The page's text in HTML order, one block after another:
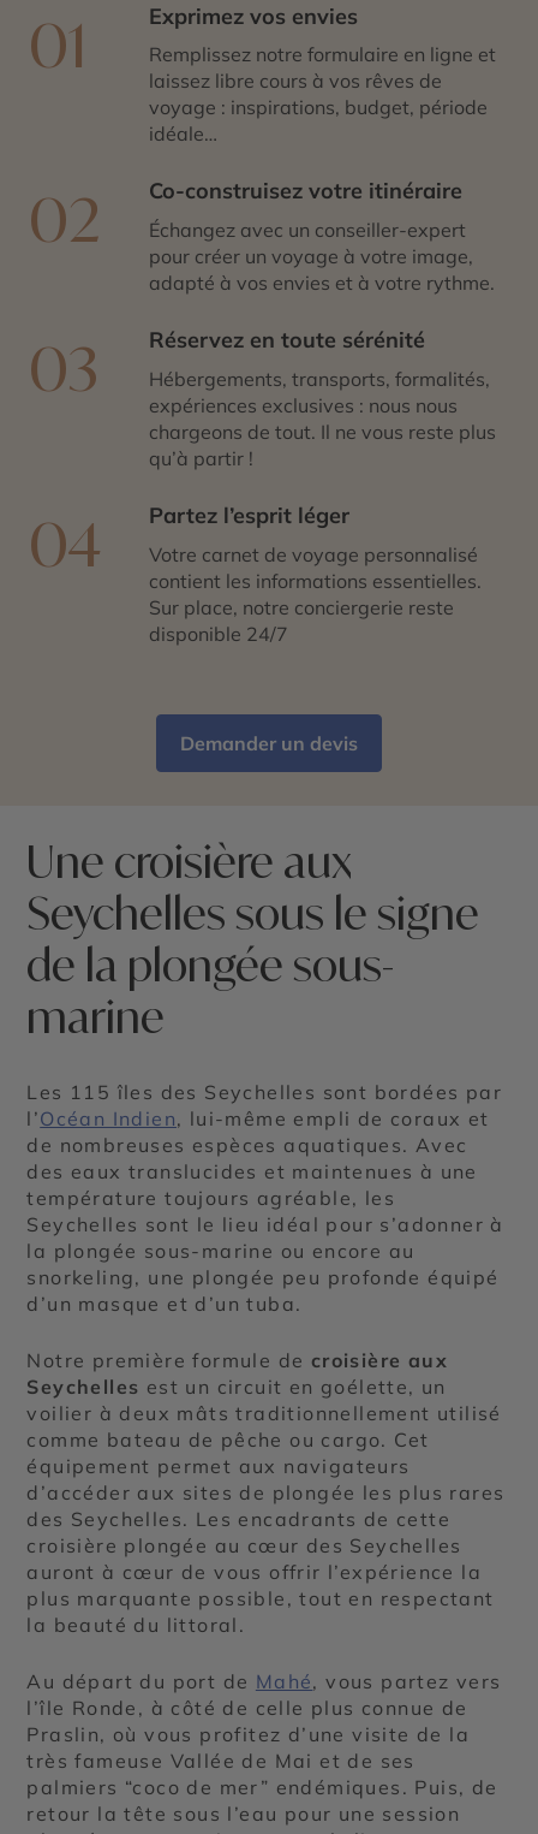
01 Exprimez vos envies
Remplissez notre formulaire en ligne et
laissez libre cours à vos rêves de
voyage : inspirations, budget, période
idéale…
02 Co-construisez votre itinéraire
Échangez avec un conseiller-expert
pour créer un voyage à votre image,
adapté à vos envies et à votre rythme.
03 Réservez en toute sérénité
Hébergements, transports, formalités,
expériences exclusives : nous nous
chargeons de tout. Il ne vous reste plus
qu’à partir !
04 Partez l’esprit léger
Votre carnet de voyage personnalisé
contient les informations essentielles.
Sur place, notre conciergerie reste
disponible 24/7
Demander un devis
Une croisière aux
Seychelles sous le signe
de la plongée sous-
marine
Les 115 îles des Seychelles sont bordées par
l’Océan Indien, lui-même empli de coraux et
de nombreuses espèces aquatiques. Avec
des eaux translucides et maintenues à une
température toujours agréable, les
Seychelles sont le lieu idéal pour s’adonner à
la plongée sous-marine ou encore au
snorkeling, une plongée peu profonde équipé
d’un masque et d’un tuba.
Notre première formule de croisière aux
Seychelles est un circuit en goélette, un
voilier à deux mâts traditionnellement utilisé
comme bateau de pêche ou cargo. Cet
équipement permet aux navigateurs
d’accéder aux sites de plongée les plus rares
des Seychelles. Les encadrants de cette
croisière plongée au cœur des Seychelles
auront à cœur de vous offrir l’expérience la
plus marquante possible, tout en respectant
la beauté du littoral.
Au départ du port de Mahé, vous partez vers
l’île Ronde, à côté de celle plus connue de
Praslin, où vous profitez d’une visite de la
très fameuse Vallée de Mai et de ses
palmiers “coco de mer” endémiques. Puis, de
retour la tête sous l’eau pour une session